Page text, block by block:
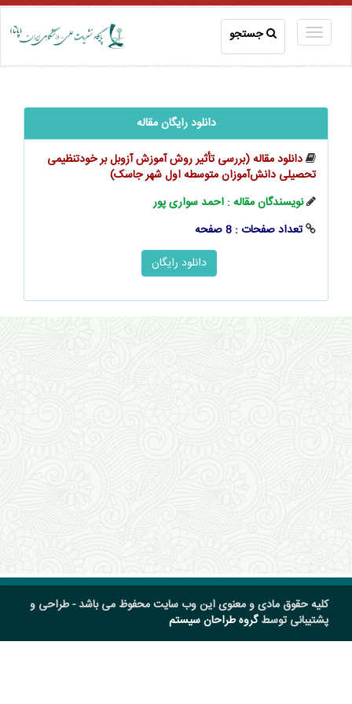
جستجو
دانلود رایگان مقاله
دانلود مقاله (بررسی تأثیر روش آموزش آزوبل بر خودتنظیمی
تحصیلی ‌‌‌‌دانش‌آموزان متوسطه اول شهر جاسک)
نویسندگان مقاله : احمد سواری پور
تعداد صفحات : 8 صفحه
کلیه حقوق مادی و معنوی این وب سایت محفوظ می باشد - طراحی و
پشتیبانی توسطگروه طراحان سیستم